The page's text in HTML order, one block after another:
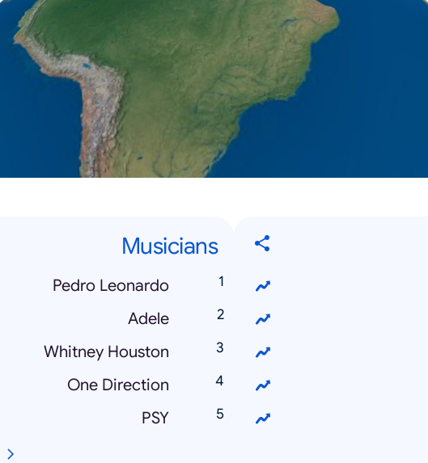
Musicians
Pedro Leonardo
Adele
Whitney Houston
One Direction
PSY